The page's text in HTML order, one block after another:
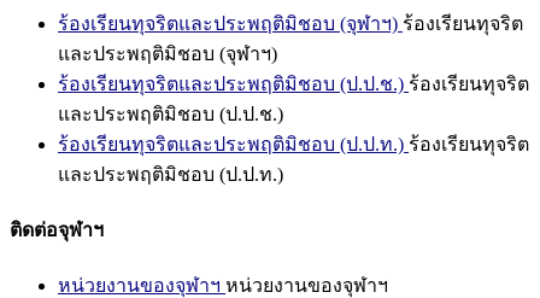
ร้องเรียนทุจริตและประพฤติมิชอบ (จุฬาฯ) ร้องเรียนทุจริต
และประพฤติมิชอบ (จุฬาฯ)
ร้องเรียนทุจริตและประพฤติมิชอบ (ป.ป.ช.) ร้องเรียนทุจริต
และประพฤติมิชอบ (ป.ป.ช.)
ร้องเรียนทุจริตและประพฤติมิชอบ (ป.ป.ท.) ร้องเรียนทุจริต
และประพฤติมิชอบ (ป.ป.ท.)
ติดต่อจุฬาฯ
หน่วยงานของจุฬาฯ หน่วยงานของจุฬาฯ